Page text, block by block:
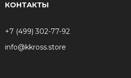
КОНТАКТЫ
+7 (499) 302-77-92
info@kkross.store